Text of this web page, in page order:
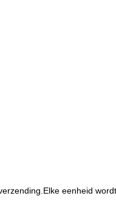
eenheid